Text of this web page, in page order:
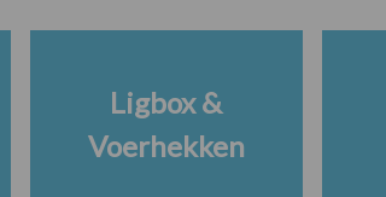
Ligbox &
Voerhekken